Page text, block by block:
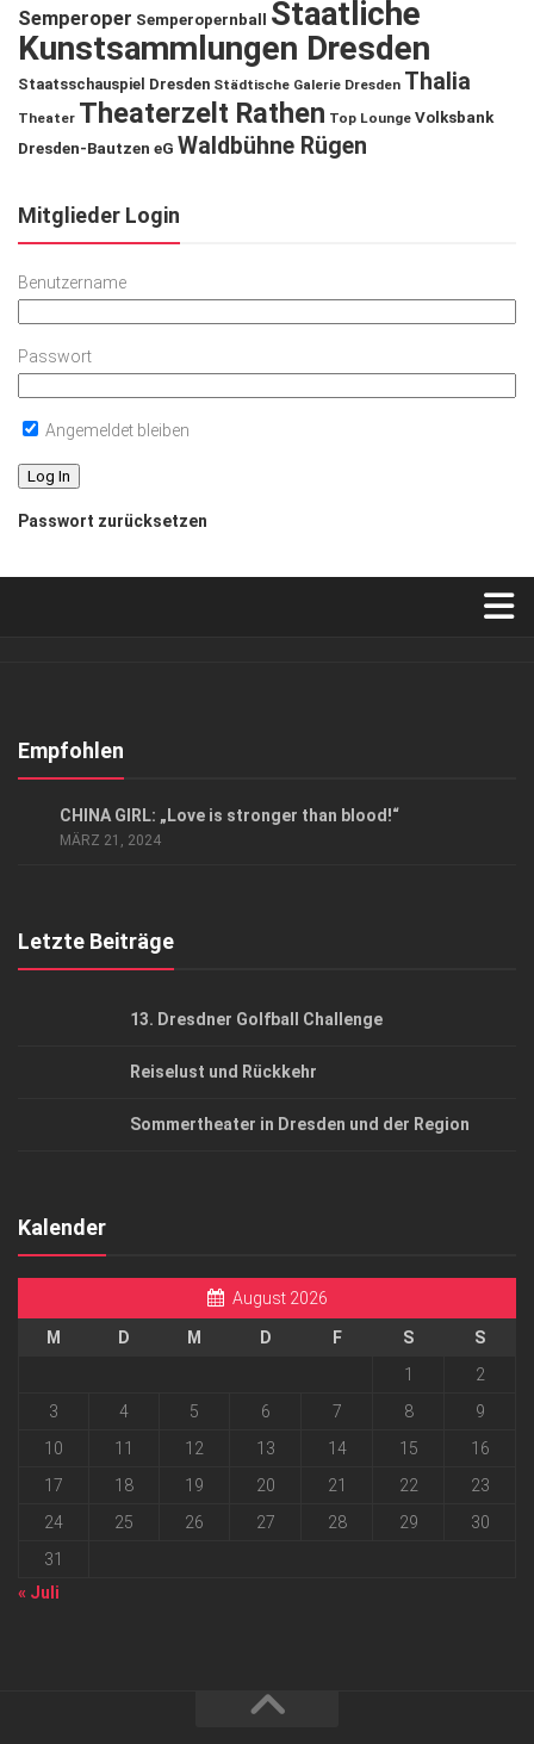
Semperoper Semperopernball
Staatliche
Kunstsammlungen Dresden
Staatsschauspiel Dresden Städtische Galerie Dresden Thalia
Theater Theaterzelt Rathen Top Lounge Volksbank
Dresden-Bautzen eG Waldbühne Rügen
Mitglieder Login
Benutzername
Passwort
Angemeldet bleiben
Passwort zurücksetzen
Kontakt, Impressum
Empfohlen
CHINA GIRL: „Love is stronger than blood!“
MÄRZ 21, 2024
Letzte Beiträge
13. Dresdner Golfball Challenge
Reiselust und Rückkehr
Sommertheater in Dresden und der Region
Kalender
August 2026
M D M D F S
S
1
2
3
4 5 6 7 8
9
10
11 12 13 14 15
16
17
18 19 20 21 22
23
24
25 26 27 28 29
30
31
« Juli